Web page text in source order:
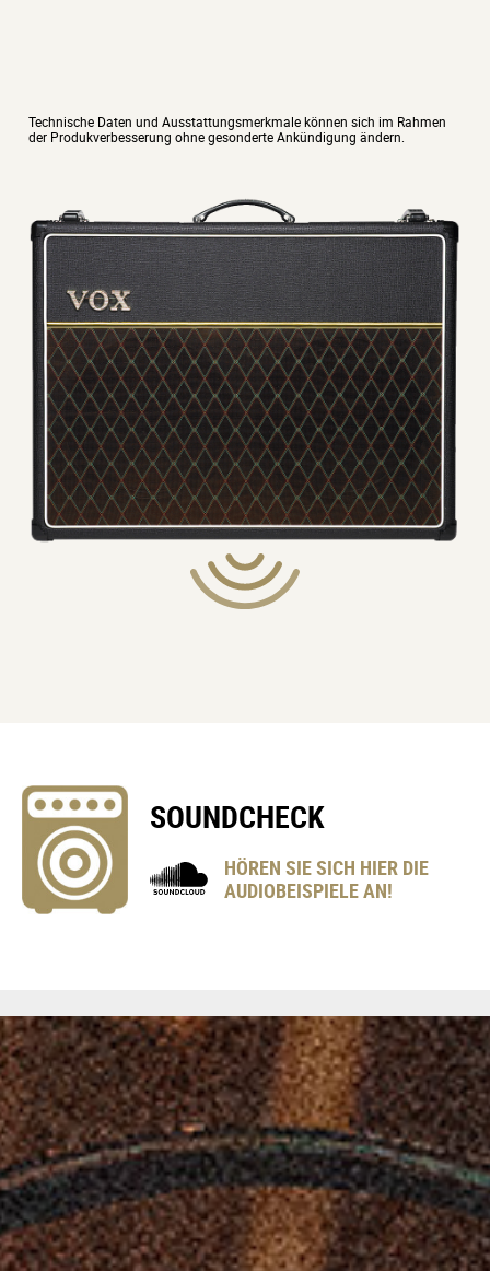
Technische Daten und Ausstattungsmerkmale können sich im Rahmen
der Produkverbesserung ohne gesonderte Ankündigung ändern.
SOUNDCHECK
HÖREN SIE SICH HIER DIE
AUDIOBEISPIELE AN!